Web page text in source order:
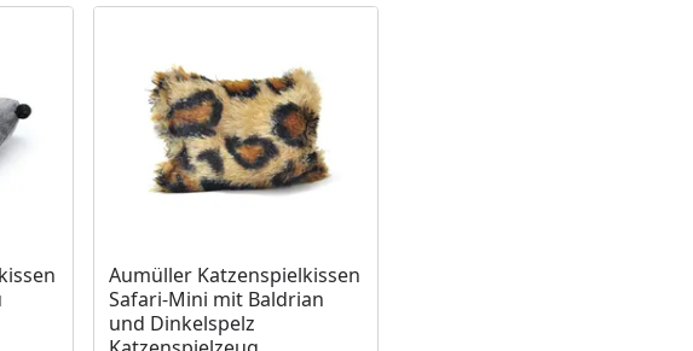
Aumüller Katzenspielkissen
Safari-Mini mit Baldrian
und Dinkelspelz
Produkt nicht lieferbar